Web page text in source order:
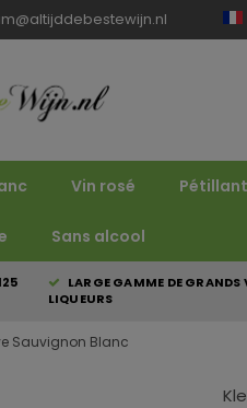
Vin rosé Pétillant
Sans alcool
LARGE GAMME DE GRANDS
LIQUEURS
Sauvignon Blanc